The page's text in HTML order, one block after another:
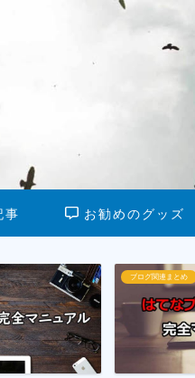
事 お勧めのグッズ
ブログ運営